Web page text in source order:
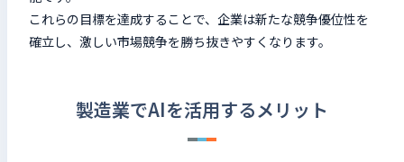
これらの目標を達成することで、企業は新たな競争優位性を
確立し、激しい市場競争を勝ち抜きやすくなります。
製造業でAIを活用するメリット